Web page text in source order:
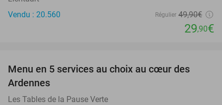
Vendu : 20.560
Régulier 49,90€
29,90€
Menu en 5 services au choix au cœur des
Ardennes
Les Tables de la Pause Verte